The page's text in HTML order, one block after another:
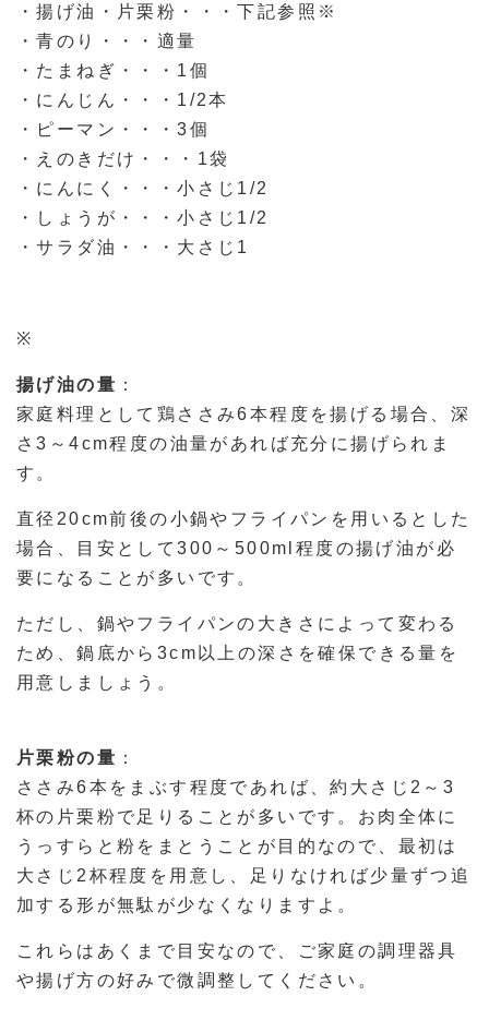
・揚げ油・片栗粉・・・下記参照※
・青のり・・・適量
・たまねぎ・・・1個
・にんじん・・・1/2本
・ピーマン・・・3個
・えのきだけ・・・1袋
・にんにく・・・小さじ1/2
・しょうが・・・小さじ1/2
・サラダ油・・・大さじ1
※
揚げ油の量 ：
家庭料理として鶏ささみ6本程度を揚げる場合、深
さ3～4cm程度の油量があれば充分に揚げられま
す。
直径20cm前後の小鍋やフライパンを用いるとした
場合、目安として300～500ml程度の揚げ油が必
要になることが多いです。
ただし、鍋やフライパンの大きさによって変わる
ため、鍋底から3cm以上の深さを確保できる量を
用意しましょう。
片栗粉の量 ：
ささみ6本をまぶす程度であれば、約大さじ2～3
杯の片栗粉で足りることが多いです。お肉全体に
うっすらと粉をまとうことが目的なので、最初は
大さじ2杯程度を用意し、足りなければ少量ずつ追
加する形が無駄が少なくなりますよ。
これらはあくまで目安なので、ご家庭の調理器具
や揚げ方の好みで微調整してください。